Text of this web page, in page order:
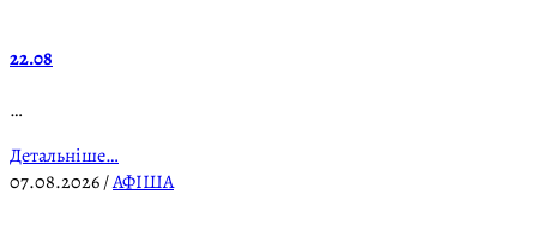
22.08
…
Детальніше…
07.08.2026/АФІША